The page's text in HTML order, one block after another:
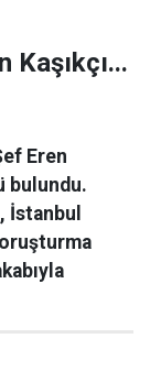
Eren
bulundu.
İstanbul